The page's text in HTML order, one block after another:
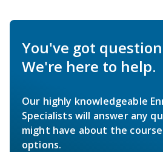
You've got
We're here to help.
Our highly knowledgeable
Specialists will answer any
might have about the
options.